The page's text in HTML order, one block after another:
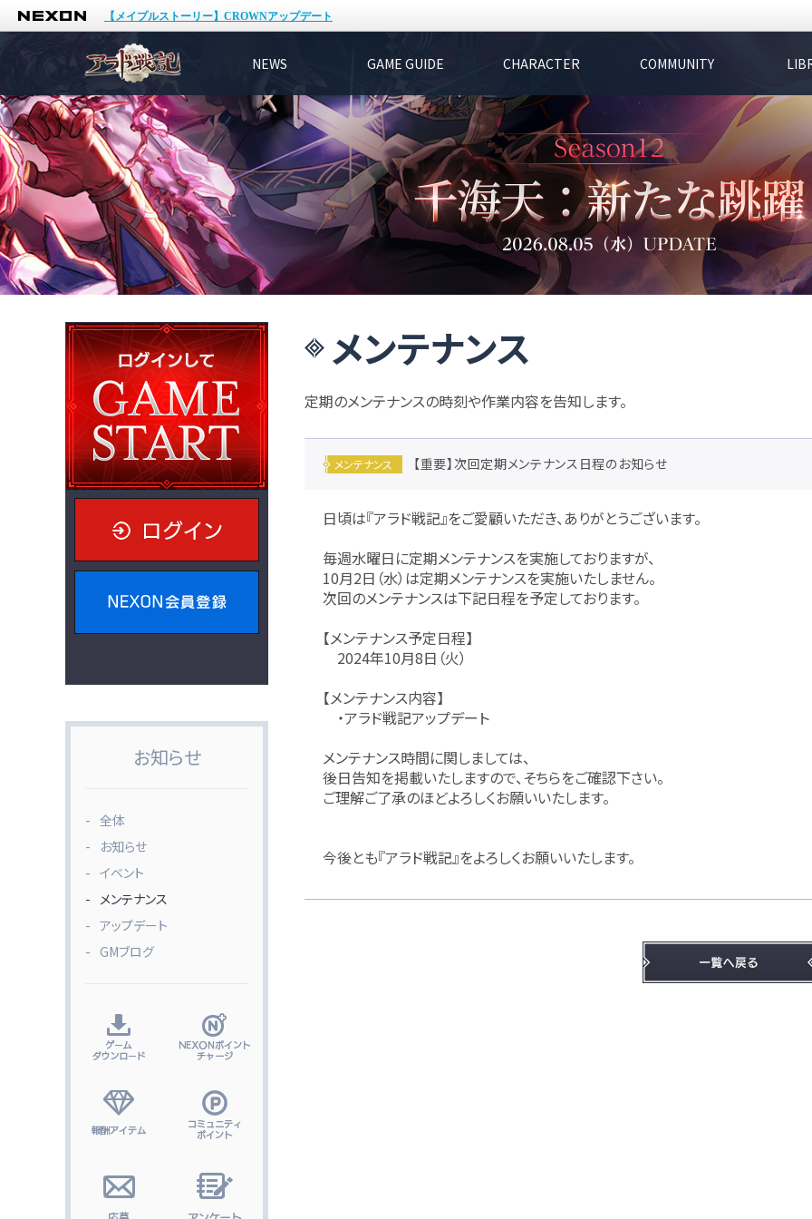
NEXON
【メイプルストーリー】CROWNアップデート
NEWS GAME GUIDE CHARACTER COMMUNITY
メンテナンス
定期のメンテナンスの時刻や作業内容を告知します。
メンテナンス 【重要】次回定期メンテナンス日程のお知らせ
日頃は『アラド戦記』をご愛顧いただき、ありがとうございます。
毎週水曜日に定期メンテナンスを実施しておりますが、
10月2日（水）は定期メンテナンスを実施いたしません。
次回のメンテナンスは下記日程を予定しております。
【メンテナンス予定日程】
2024年10月8日（火）
【メンテナンス内容】
・アラド戦記アップデート
メンテナンス時間に関しましては、
後日告知を掲載いたしますので、そちらをご確認下さい。
ご理解ご了承のほどよろしくお願いいたします。
今後とも『アラド戦記』をよろしくお願いいたします。
NEXON会員登録
お知らせ
全体
お知らせ
イベント
メンテナンス
アップデート
GMブログ